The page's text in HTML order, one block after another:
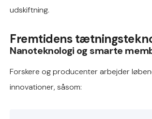
udskiftning.
Fremtidens
Nanoteknologi og smarte
Forskere og producenter arbejder
innovationer, såsom: